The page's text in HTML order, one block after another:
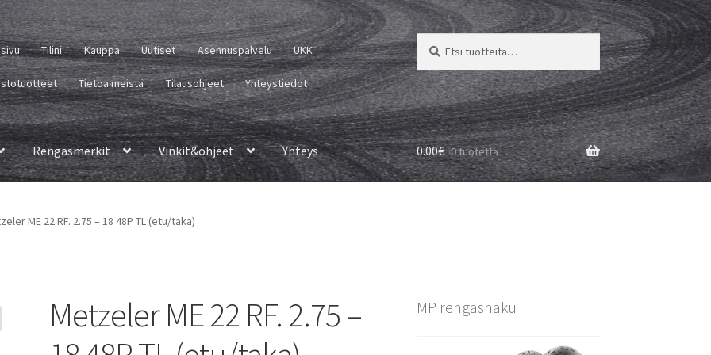
Tilini Kauppa Uutiset Asennuspalvelu UKK
Tietoa meistä Tilausohjeet Yhteystiedot
Etsi:
Haku
Rengasmerkit Vinkit&ohjeet Yhteys 0.00€ 0 tuotetta
ME 22 RF. 2.75 – 18 48P TL (etu/taka)
Metzeler ME 22 RF. 2.75 –
MP rengashaku